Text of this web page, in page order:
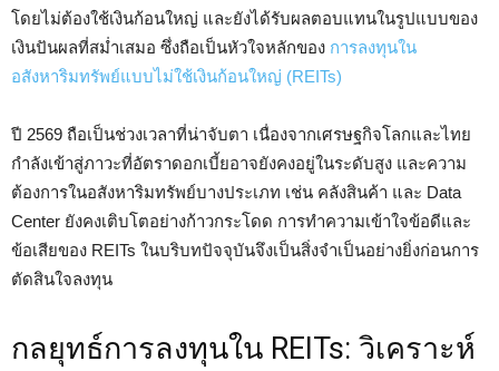
โดยไม่ต้องใช้เงินก้อนใหญ่ และยังได้รับผลตอบแทนในรูปแบบของ
เงินปันผลที่สม่ำเสมอ ซึ่งถือเป็นหัวใจหลักของ การลงทุนใน
อสังหาริมทรัพย์แบบไม่ใช้เงินก้อนใหญ่ (REITs)
ปี 2569 ถือเป็นช่วงเวลาที่น่าจับตา เนื่องจากเศรษฐกิจโลกและไทย
กำลังเข้าสู่ภาวะที่อัตราดอกเบี้ยอาจยังคงอยู่ในระดับสูง และความ
ต้องการในอสังหาริมทรัพย์บางประเภท เช่น คลังสินค้า และ Data
Center ยังคงเติบโตอย่างก้าวกระโดด การทำความเข้าใจข้อดีและ
ข้อเสียของ REITs ในบริบทปัจจุบันจึงเป็นสิ่งจำเป็นอย่างยิ่งก่อนการ
ตัดสินใจลงทุน
กลยุทธ์การลงทุนใน REITs: วิเคราะห์